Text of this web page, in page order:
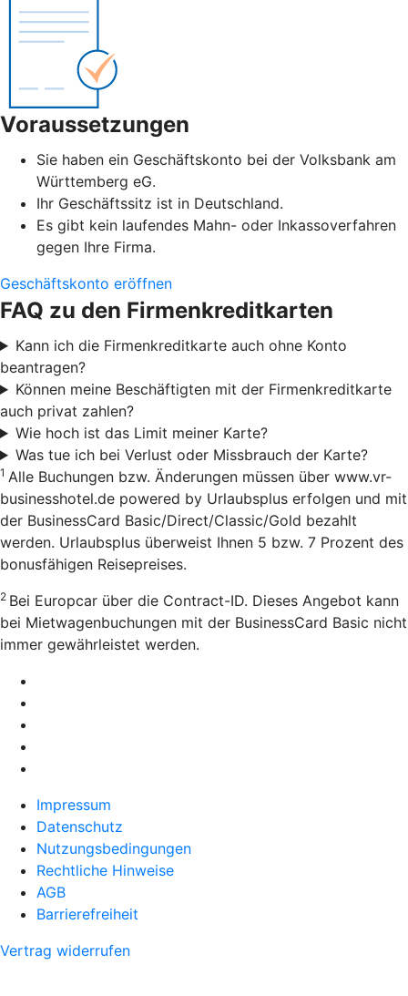
Voraussetzungen
Sie haben ein Geschäftskonto bei der Volksbank am
Württemberg eG.
Ihr Geschäftssitz ist in Deutschland.
Es gibt kein laufendes Mahn- oder Inkassoverfahren
gegen Ihre Firma.
Geschäftskonto eröffnen
FAQ zu den Firmenkreditkarten
Kann ich die Firmenkreditkarte auch ohne Konto
beantragen?
Können meine Beschäftigten mit der Firmenkreditkarte
auch privat zahlen?
Wie hoch ist das Limit meiner Karte?
Was tue ich bei Verlust oder Missbrauch der Karte?
1 Alle Buchungen bzw. Änderungen müssen über www.vr-
businesshotel.de powered by Urlaubsplus erfolgen und mit
der BusinessCard Basic/Direct/Classic/Gold bezahlt
werden. Urlaubsplus überweist Ihnen 5 bzw. 7 Prozent des
bonusfähigen Reisepreises.
2 Bei Europcar über die Contract-ID. Dieses Angebot kann
bei Mietwagenbuchungen mit der BusinessCard Basic nicht
immer gewährleistet werden.
Impressum
Datenschutz
Nutzungsbedingungen
Rechtliche Hinweise
AGB
Barrierefreiheit
Vertrag widerrufen